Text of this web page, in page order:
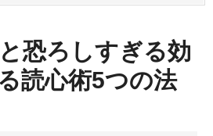
恐ろしすぎる効
読心術5つの法